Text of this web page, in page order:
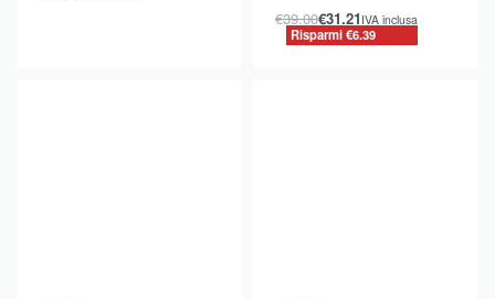
€39.00€31.21 IVA inclusa
Risparmi €6.39